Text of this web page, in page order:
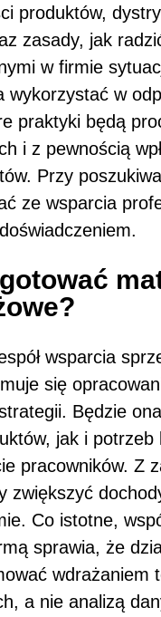
produktów,
zasady, jak
w firmie
wykorzystać w
praktyki będą
i z pewnością
Przy
ze wsparcia
wsparcia
się
Będzie
jak i potrzeb
pracowników. Z
zwiększyć
Co istotne,
sprawia, że
wdrażaniem
a nie analizą